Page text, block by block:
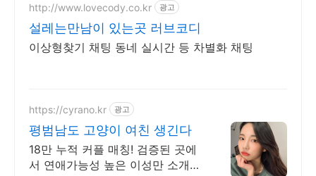
http://www.lovecody.co.kr 광고
설레는만남이 있는곳 러브코디
이상형찾기 채팅 동네 실시간 등 차별화 채팅
https://cyrano.kr 광고
평범남도 고양이 여친 생긴다
18만 누적 커플 매칭! 검증된 곳에
서 연애가능성 높은 이성만 소개